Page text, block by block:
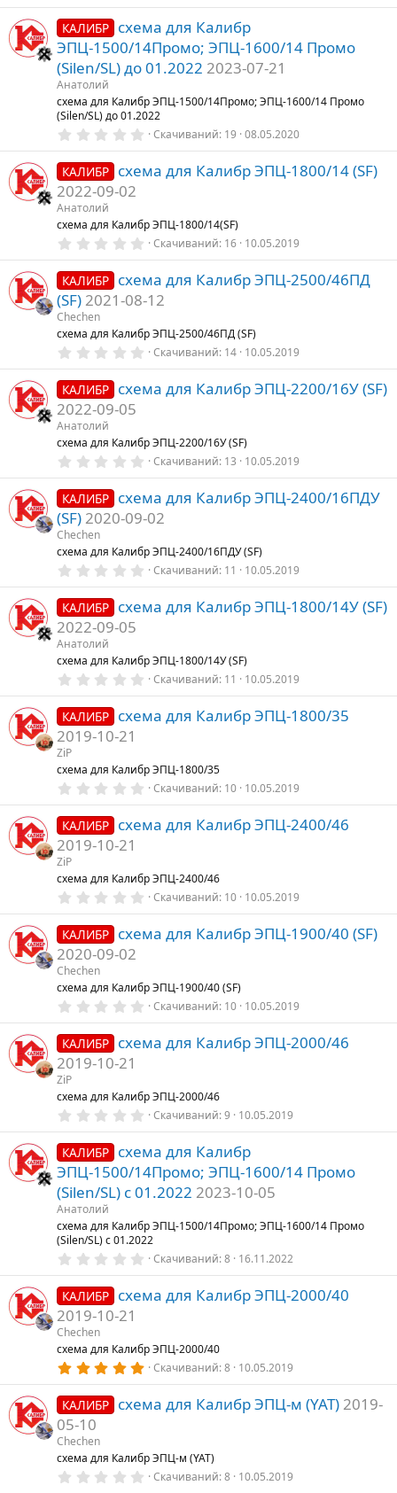
0
з
в
е
з
КАЛИБР схема для Калибр
ЭПЦ-1500/14Промо; ЭПЦ-1600/14 Промо
(Silen/SL) до 01.2022 2023-07-21
Анатолий
схема для Калибр ЭПЦ-1500/14Промо; ЭПЦ-1600/14 Промо
(Silen/SL) до 01.2022
0
0
з
д
Скачиваний 19 08.05.2020
КАЛИБР схема для Калибр ЭПЦ-1800/14 (SF)
2022-09-02
Анатолий
схема для Калибр ЭПЦ-1800/14(SF)
0
0
в
з
д
Скачиваний 16 10.05.2019
КАЛИБР схема для Калибр ЭПЦ-2500/46ПД
(SF) 2021-08-12
Chechen
схема для Калибр ЭПЦ-2500/46ПД (SF)
0
0
з
д
Скачиваний 14 10.05.2019
КАЛИБР схема для Калибр ЭПЦ-2200/16У (SF)
2022-09-05
Анатолий
схема для Калибр ЭПЦ-2200/16У (SF)
0
0
з
в
з
д
Скачиваний 13 10.05.2019
КАЛИБР схема для Калибр ЭПЦ-2400/16ПДУ
(SF) 2020-09-02
Chechen
схема для Калибр ЭПЦ-2400/16ПДУ (SF)
0
0
з
д
Скачиваний 11 10.05.2019
КАЛИБР схема для Калибр ЭПЦ-1800/14У (SF)
2022-09-05
Анатолий
схема для Калибр ЭПЦ-1800/14У (SF)
0
0
з
д
Скачиваний 11 10.05.2019
КАЛИБР схема для Калибр ЭПЦ-1800/35
2019-10-21
ZiP
схема для Калибр ЭПЦ-1800/35
0
0
з
д
Скачиваний 10 10.05.2019
КАЛИБР схема для Калибр ЭПЦ-2400/46
2019-10-21
ZiP
схема для Калибр ЭПЦ-2400/46
0
0
з
д
Скачиваний 10 10.05.2019
КАЛИБР схема для Калибр ЭПЦ-1900/40 (SF)
2020-09-02
Chechen
схема для Калибр ЭПЦ-1900/40 (SF)
0
0
з
д
Скачиваний 10 10.05.2019
КАЛИБР схема для Калибр ЭПЦ-2000/46
2019-10-21
ZiP
схема для Калибр ЭПЦ-2000/46
0
0
з
в
е
з
Скачиваний 9 10.05.2019
КАЛИБР схема для Калибр
ЭПЦ-1500/14Промо; ЭПЦ-1600/14 Промо
(Silen/SL) с 01.2022 2023-10-05
Анатолий
схема для Калибр ЭПЦ-1500/14Промо; ЭПЦ-1600/14 Промо
(Silen/SL) с 01.2022
0
0
з
д
Скачиваний 8 16.11.2022
КАЛИБР схема для Калибр ЭПЦ-2000/40
2019-10-21
Chechen
схема для Калибр ЭПЦ-2000/40
5
0
з
д
Скачиваний 8 10.05.2019
КАЛИБР схема для Калибр ЭПЦ-м (YAT) 2019-
05-10
Chechen
схема для Калибр ЭПЦ-м (YAT)
0Скачиваний 8 10.05.2019